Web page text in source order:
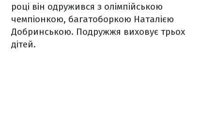
році він одружився з олімпійською
чемпіонкою, багатоборкою Наталією
Добринською. Подружжя виховує трьох
дітей.